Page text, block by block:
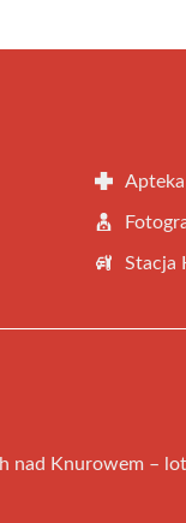
Stacja
nad Knurowem –